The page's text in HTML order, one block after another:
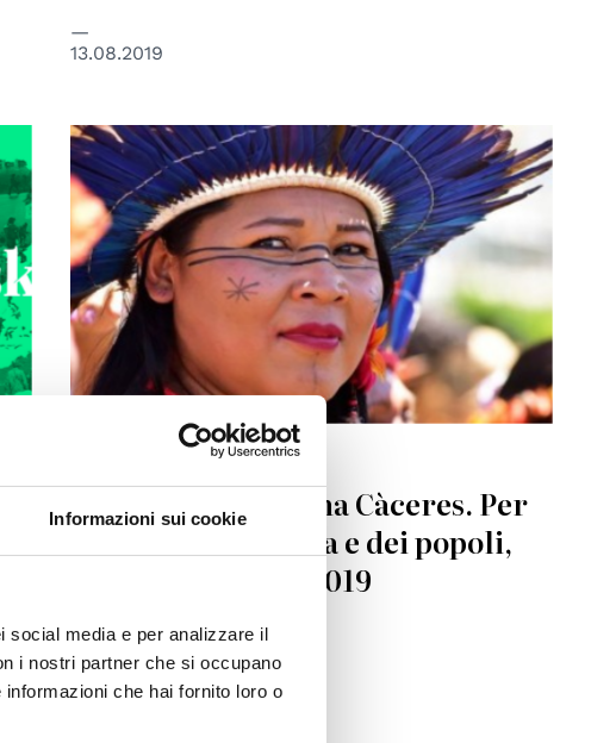
Informazioni sui cookie
social media e per analizzare il
i nostri partner che si occupano
che hai fornito loro o
13.08.2019
© UN Women
In ricordo di Bertha Càceres. Per
la difesa della terra e dei popoli,
Padova, 5 giugno 2019
03.06.2019